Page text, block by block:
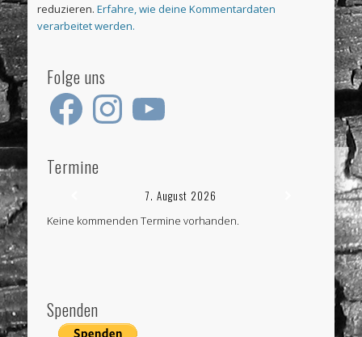
reduzieren.Erfahre, wie deine Kommentardaten
verarbeitet werden.
Folge uns
Facebook Instagram
Termine
7. August 2026
Keine kommenden Termine vorhanden.
Spenden